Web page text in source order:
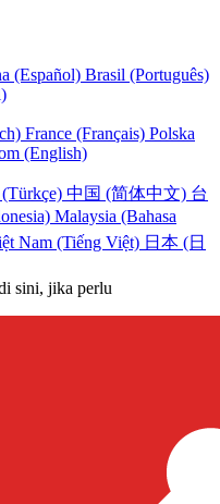
(Español) Brasil (Português)
France (Français) Polska
(English)
中国 (简体中文) 台
Malaysia (Bahasa
Nam (Tiếng Việt) 日本 (日
sini, jika perlu